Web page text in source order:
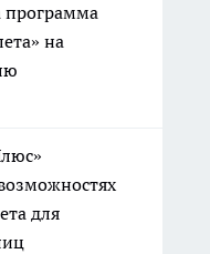
программа
на
для